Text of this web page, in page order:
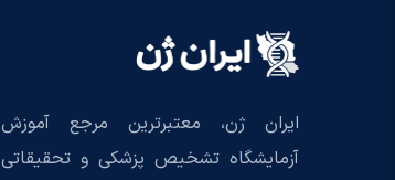
ایران ژن، معتبرترین مرجع آموزش
آزمایشگاه تشخیص پزشکی و تحقیقاتی